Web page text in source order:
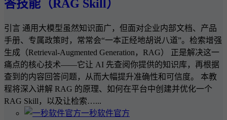
答技能（RAG Skill）
引言 通用大模型虽然知识面广，但面对企业内部文档、产品
手册、专属政策时，常常会“一本正经地胡说八道”。检索增强
生成（Retrieval-Augmented Generation，RAG） 正是解决这一
痛点的核心技术——它让 AI 先查阅你提供的知识库，再根据
查到的内容回答问题，从而大幅提升准确性和可信度。 本教
程将深入讲解 RAG 的原理、如何在平台中创建并优化一个
RAG Skill，以及让检索…...
一秒软件官方